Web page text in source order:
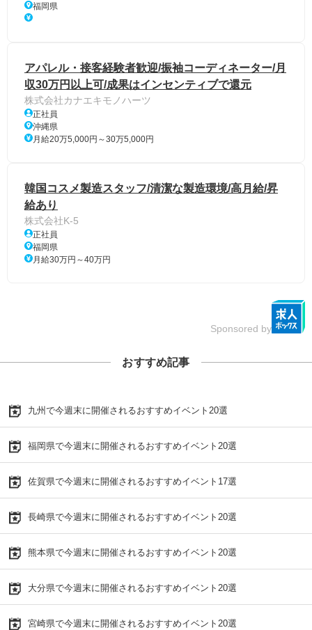
福岡県
アパレル・接客経験者歓迎/振袖コーディネーター/月
収30万円以上可/成果はインセンティブで還元
株式会社カナエキモノハーツ
正社員
沖縄県
月給20万5,000円～30万5,000円
韓国コスメ製造スタッフ/清潔な製造環境/高月給/昇
給あり
株式会社K-5
正社員
福岡県
月給30万円～40万円
Sponsored by
おすすめ記事
九州で今週末に開催されるおすすめイベント20選
福岡県で今週末に開催されるおすすめイベント20選
佐賀県で今週末に開催されるおすすめイベント17選
長崎県で今週末に開催されるおすすめイベント20選
熊本県で今週末に開催されるおすすめイベント20選
大分県で今週末に開催されるおすすめイベント20選
宮崎県で今週末に開催されるおすすめイベント20選